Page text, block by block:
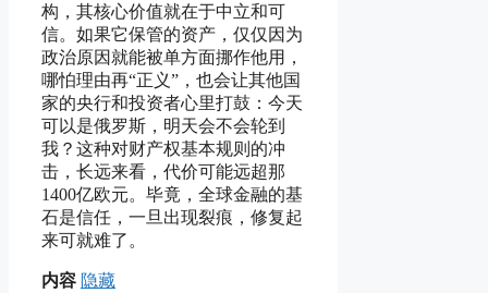
构，其核心价值就在于中立和可
信。如果它保管的资产，仅仅因为
政治原因就能被单方面挪作他用，
哪怕理由再“正义”，也会让其他国
家的央行和投资者心里打鼓：今天
可以是俄罗斯，明天会不会轮到
我？这种对财产权基本规则的冲
击，长远来看，代价可能远超那
1400亿欧元。毕竟，全球金融的基
石是信任，一旦出现裂痕，修复起
来可就难了。
内容 隐藏